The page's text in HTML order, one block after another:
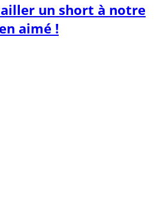
un short à notre
aimé !